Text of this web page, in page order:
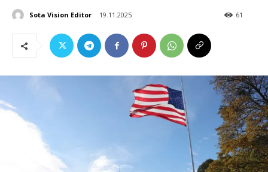
Sota Vision Editor 19.11.2025 61